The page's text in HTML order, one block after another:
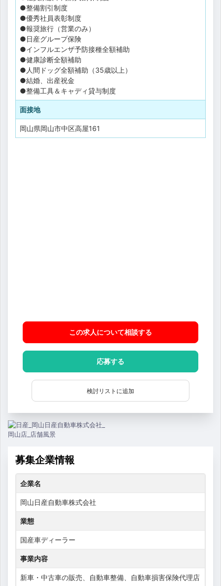
●整備割引制度
●優秀社員表彰制度
●報奨旅行（営業のみ）
●日産グループ保険
●インフルエンザ予防接種全額補助
●健康診断全額補助
●人間ドッグ全額補助（35歳以上）
●結婚、出産祝金
●整備工具＆キャディ貸与制度
面接地
岡山県岡山市中区高屋161
この求人について相談する
応募する
検討リストに追加
募集企業情報
企業名
岡山日産自動車株式会社
業態
国産車ディーラー
事業内容
新車・中古車の販売、自動車整備、自動車損害保険代理店